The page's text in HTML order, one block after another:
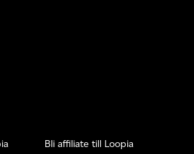
Bli affiliate till Loopia